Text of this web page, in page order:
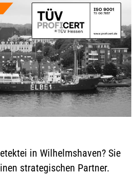
in Wilhelmshaven? Sie
strategischen Partner.